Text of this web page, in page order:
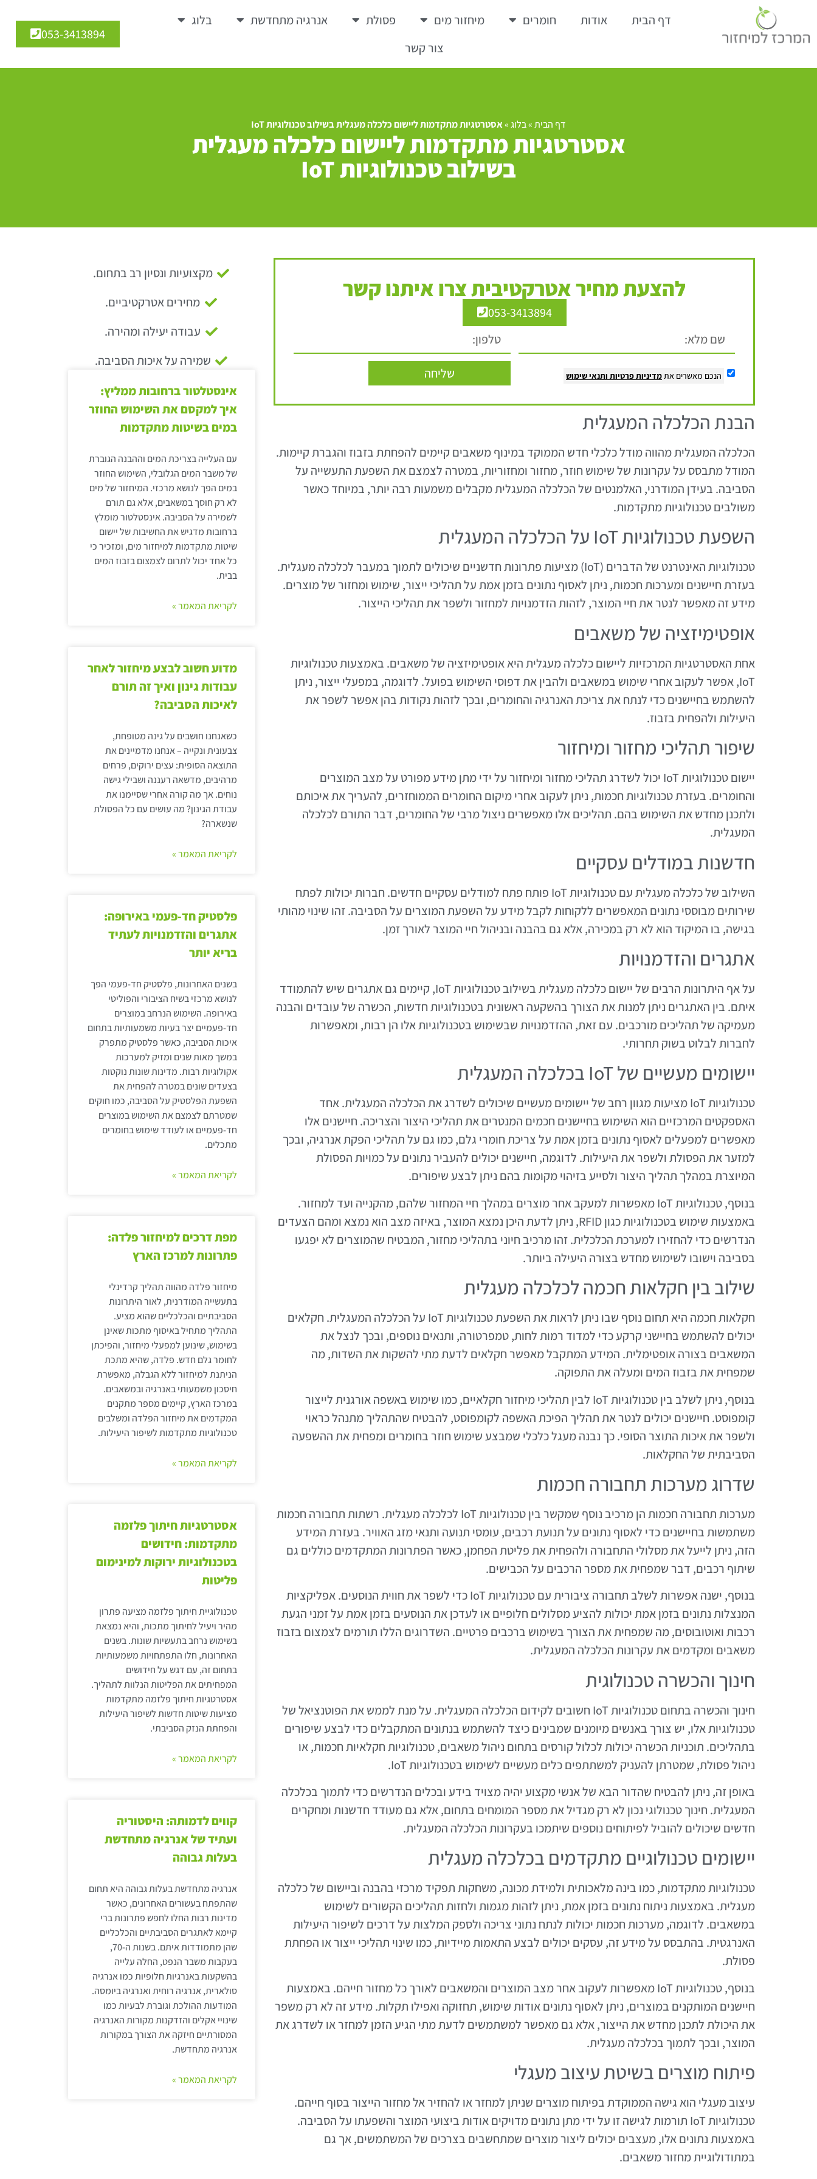
דף הבית אודות חומרים מיחזור מים פסולת אנרגיה מתחדשת
בלוג
צור קשר
053-3413894
דף הבית»בלוג»אסטרטגיות מתקדמות ליישום כלכלה מעגלית בשילוב טכנולוגיות IoT
אסטרטגיות מתקדמות ליישום כלכלה מעגלית
בשילוב טכנולוגיות IoT
להצעת מחיר אטרקטיבית צרו איתנו קשר
053-3413894
הנכם מאשרים אתמדיניות פרטיות ותנאי שימוש שליחה
הבנת הכלכלה המעגלית
הכלכלה המעגלית מהווה מודל כלכלי חדש הממוקד במינוף משאבים קיימים להפחתת בזבוז והגברת קיימות.
המודל מתבסס על עקרונות של שימוש חוזר, מחזור ומחזוריות, במטרה לצמצם את השפעת התעשייה על
הסביבה. בעידן המודרני, האלמנטים של הכלכלה המעגלית מקבלים משמעות רבה יותר, במיוחד כאשר
משולבים טכנולוגיות מתקדמות.
השפעת טכנולוגיות IoT על הכלכלה המעגלית
טכנולוגיות האינטרנט של הדברים (IoT) מציעות פתרונות חדשניים שיכולים לתמוך במעבר לכלכלה מעגלית.
בעזרת חיישנים ומערכות חכמות, ניתן לאסוף נתונים בזמן אמת על תהליכי ייצור, שימוש ומחזור של מוצרים.
מידע זה מאפשר לנטר את חיי המוצר, לזהות הזדמנויות למחזור ולשפר את תהליכי הייצור.
אופטימיזציה של משאבים
אחת האסטרטגיות המרכזיות ליישום כלכלה מעגלית היא אופטימיזציה של משאבים. באמצעות טכנולוגיות
IoT, אפשר לעקוב אחרי שימוש במשאבים ולהבין את דפוסי השימוש בפועל. לדוגמה, במפעלי ייצור, ניתן
להשתמש בחיישנים כדי לנתח את צריכת האנרגיה והחומרים, ובכך לזהות נקודות בהן אפשר לשפר את
היעילות ולהפחית בזבוז.
שיפור תהליכי מחזור ומיחזור
יישום טכנולוגיות IoT יכול לשדרג תהליכי מחזור ומיחזור על ידי מתן מידע מפורט על מצב המוצרים
והחומרים. בעזרת טכנולוגיות חכמות, ניתן לעקוב אחרי מיקום החומרים הממוחזרים, להעריך את איכותם
ולתכנן מחדש את השימוש בהם. תהליכים אלו מאפשרים ניצול מרבי של החומרים, דבר התורם לכלכלה
המעגלית.
חדשנות במודלים עסקיים
השילוב של כלכלה מעגלית עם טכנולוגיות IoT פותח פתח למודלים עסקיים חדשים. חברות יכולות לפתח
שירותים מבוססי נתונים המאפשרים ללקוחות לקבל מידע על השפעת המוצרים על הסביבה. זהו שינוי מהותי
בגישה, בו המיקוד הוא לא רק במכירה, אלא גם בהבנה ובניהול חיי המוצר לאורך זמן.
אתגרים והזדמנויות
על אף היתרונות הרבים של יישום כלכלה מעגלית בשילוב טכנולוגיות IoT, קיימים גם אתגרים שיש להתמודד
איתם. בין האתגרים ניתן למנות את הצורך בהשקעה ראשונית בטכנולוגיות חדשות, הכשרה של עובדים והבנה
מעמיקה של תהליכים מורכבים. עם זאת, ההזדמנויות שבשימוש בטכנולוגיות אלו הן רבות, ומאפשרות
לחברות לבלוט בשוק תחרותי.
יישומים מעשיים של IoT בכלכלה המעגלית
טכנולוגיות IoT מציעות מגוון רחב של יישומים מעשיים שיכולים לשדרג את הכלכלה המעגלית. אחד
האספקטים המרכזיים הוא השימוש בחיישנים חכמים המנטרים את תהליכי היצור והצריכה. חיישנים אלו
מאפשרים למפעלים לאסוף נתונים בזמן אמת על צריכת חומרי גלם, כמו גם על תהליכי הפקת אנרגיה, ובכך
למזער את הפסולת ולשפר את היעילות. לדוגמה, חיישנים יכולים להעביר נתונים על כמויות הפסולת
המיוצרת במהלך תהליך היצור ולסייע בזיהוי מקומות בהם ניתן לבצע שיפורים.
בנוסף, טכנולוגיות IoT מאפשרות למעקב אחר מוצרים במהלך חיי המחזור שלהם, מהקנייה ועד למחזור.
באמצעות שימוש בטכנולוגיות כגון RFID, ניתן לדעת היכן נמצא המוצר, באיזה מצב הוא נמצא ומהם הצעדים
הנדרשים כדי להחזירו למערכת הכלכלית. זהו מרכיב חיוני בתהליכי מחזור, המבטיח שהמוצרים לא יפגעו
בסביבה וישובו לשימוש מחדש בצורה היעילה ביותר.
שילוב בין חקלאות חכמה לכלכלה מעגלית
חקלאות חכמה היא תחום נוסף שבו ניתן לראות את השפעת טכנולוגיות IoT על הכלכלה המעגלית. חקלאים
יכולים להשתמש בחיישני קרקע כדי למדוד רמות לחות, טמפרטורה, ותנאים נוספים, ובכך לנצל את
המשאבים בצורה אופטימלית. המידע המתקבל מאפשר חקלאים לדעת מתי להשקות את השדות, מה
שמפחית את בזבוז המים ומעלה את התפוקה.
בנוסף, ניתן לשלב בין טכנולוגיות IoT לבין תהליכי מיחזור חקלאיים, כמו שימוש באשפה אורגנית לייצור
קומפוסט. חיישנים יכולים לנטר את תהליך הפיכת האשפה לקומפוסט, להבטיח שהתהליך מתנהל כראוי
ולשפר את איכות התוצר הסופי. כך נבנה מעגל כלכלי שמבצע שימוש חוזר בחומרים ומפחית את ההשפעה
הסביבתית של החקלאות.
שדרוג מערכות תחבורה חכמות
מערכות תחבורה חכמות הן מרכיב נוסף שמקשר בין טכנולוגיות IoT לכלכלה מעגלית. רשתות תחבורה חכמות
משתמשות בחיישנים כדי לאסוף נתונים על תנועת רכבים, עומסי תנועה ותנאי מזג האוויר. בעזרת המידע
הזה, ניתן לייעל את מסלולי התחבורה ולהפחית את פליטת הפחמן, כאשר הפתרונות המתקדמים כוללים גם
שיתוף רכבים, דבר שמפחית את מספר הרכבים על הכבישים.
בנוסף, ישנה אפשרות לשלב תחבורה ציבורית עם טכנולוגיות IoT כדי לשפר את חווית הנוסעים. אפליקציות
המנצלות נתונים בזמן אמת יכולות להציע מסלולים חלופיים או לעדכן את הנוסעים בזמן אמת על זמני הגעת
רכבות ואוטובוסים, מה שמפחית את הצורך בשימוש ברכבים פרטיים. השדרוגים הללו תורמים לצמצום בזבוז
משאבים ומקדמים את עקרונות הכלכלה המעגלית.
חינוך והכשרה טכנולוגית
חינוך והכשרה בתחום טכנולוגיות IoT חשובים לקידום הכלכלה המעגלית. על מנת לממש את הפוטנציאל של
טכנולוגיות אלו, יש צורך באנשים מיומנים שמבינים כיצד להשתמש בנתונים המתקבלים כדי לבצע שיפורים
בתהליכים. תוכניות הכשרה יכולות לכלול קורסים בתחום ניהול משאבים, טכנולוגיות חקלאיות חכמות, או
ניהול פסולת, שמטרתן להעניק למשתתפים כלים מעשיים לשימוש בטכנולוגיות IoT.
באופן זה, ניתן להבטיח שהדור הבא של אנשי מקצוע יהיה מצויד בידע ובכלים הנדרשים כדי לתמוך בכלכלה
המעגלית. חינוך טכנולוגי נכון לא רק מגדיל את מספר המומחים בתחום, אלא גם מעודד חדשנות ומחקרים
חדשים שיכולים להוביל לפיתוחים נוספים שיתמכו בעקרונות הכלכלה המעגלית.
יישומים טכנולוגיים מתקדמים בכלכלה מעגלית
טכנולוגיות מתקדמות, כמו בינה מלאכותית ולמידת מכונה, משחקות תפקיד מרכזי בהבנה וביישום של כלכלה
מעגלית. באמצעות ניתוח נתונים בזמן אמת, ניתן לזהות מגמות ולחזות תהליכים הקשורים לשימוש
במשאבים. לדוגמה, מערכות חכמות יכולות לנתח נתוני צריכה ולספק המלצות על דרכים לשיפור היעילות
האנרגטית. בהתבסס על מידע זה, עסקים יכולים לבצע התאמות מיידיות, כמו שינוי תהליכי ייצור או הפחתת
פסולת.
בנוסף, טכנולוגיות IoT מאפשרות לעקוב אחר מצב המוצרים והמשאבים לאורך כל מחזור חייהם. באמצעות
חיישנים המותקנים במוצרים, ניתן לאסוף נתונים אודות שימוש, תחזוקה ואפילו תקלות. מידע זה לא רק משפר
את היכולת לתכנן מחדש את הייצור, אלא גם מאפשר למשתמשים לדעת מתי הגיע הזמן למחזר או לשדרג את
המוצר, ובכך לתמוך בכלכלה מעגלית.
פיתוח מוצרים בשיטת עיצוב מעגלי
עיצוב מעגלי הוא גישה הממוקדת בפיתוח מוצרים שניתן למחזר או להחזיר אל מחזור הייצור בסוף חייהם.
טכנולוגיות IoT תורמות לגישה זו על ידי מתן נתונים מדויקים אודות ביצועי המוצר והשפעתו על הסביבה.
באמצעות נתונים אלו, מעצבים יכולים ליצור מוצרים שמתחשבים בצרכים של המשתמשים, אך גם
במתודולוגיית מחזור משאבים.
מקצועיות ונסיון רב בתחום.
מחירים אטרקטיביים.
עבודה יעילה ומהירה.
שמירה על איכות הסביבה.
אינסטלטור ברחובות ממליץ:
איך למקסם את השימוש החוזר
במים בשיטות מתקדמות
עם העלייה בצריכת המים וההבנה הגוברת
של משבר המים הגלובלי, השימוש החוזר
במים הפך לנושא מרכזי. המיחזור של מים
לא רק חוסך במשאבים, אלא גם תורם
לשמירה על הסביבה. אינסטלטור מומלץ
ברחובות מדגיש את החשיבות של יישום
שיטות מתקדמות למיחזור מים, ומזכיר כי
כל אחד יכול לתרום לצמצום בזבוז המים
בבית.
לקריאת המאמר »
מדוע חשוב לבצע מיחזור לאחר
עבודות גינון ואיך זה תורם
לאיכות הסביבה?
כשאנחנו חושבים על גינה מטופחת,
צבעונית ונקייה – אנחנו מדמיינים את
התוצאה הסופית: עצים ירוקים, פרחים
מרהיבים, מדשאה רעננה ושבילי גישה
נוחים. אך מה קורה אחרי שסיימנו את
עבודת הגינון? מה עושים עם כל הפסולת
שנשארה?
לקריאת המאמר »
פלסטיק חד-פעמי באירופה:
אתגרים והזדמנויות לעתיד
בריא יותר
בשנים האחרונות, פלסטיק חד-פעמי הפך
לנושא מרכזי בשיח הציבורי והפוליטי
באירופה. השימוש הנרחב במוצרים
חד-פעמיים יצר בעיות משמעותיות בתחום
איכות הסביבה, כאשר פלסטיק מתפרק
במשך מאות שנים ומזיק למערכות
אקולוגיות רבות. מדינות שונות נוקטות
בצעדים שונים במטרה להפחית את
השפעת הפלסטיק על הסביבה, כמו חוקים
שמטרתם לצמצם את השימוש במוצרים
חד-פעמיים או לעודד שימוש בחומרים
מתכלים.
לקריאת המאמר »
מפת דרכים למיחזור פלדה:
פתרונות למרכז הארץ
מיחזור פלדה מהווה תהליך קרדינלי
בתעשייה המודרנית, לאור היתרונות
הסביבתיים והכלכליים שהוא מציע.
התהליך מתחיל באיסוף מתכות שאינן
בשימוש, שינוען למפעלי מיחזור, והפיכתן
לחומר גלם חדש. פלדה, שהיא מתכת
הניתנת למיחזור ללא הגבלה, מאפשרת
חיסכון משמעותי באנרגיה ובמשאבים.
במרכז הארץ, קיימים מספר מתקנים
המקדמים את מיחזור הפלדה ומשלבים
טכנולוגיות מתקדמות לשיפור היעילות.
לקריאת המאמר »
אסטרטגיות חיתוך פלזמה
מתקדמות: חידושים
בטכנולוגיות ירוקות למינימום
פליטות
טכנולוגיית חיתוך פלזמה מציעה פתרון
מהיר ויעיל לחיתוך מתכות, והיא נמצאת
בשימוש נרחב בתעשיות שונות. בשנים
האחרונות, חלו התפתחויות משמעותיות
בתחום זה, עם דגש על חידושים
המפחיתים את הפליטות הנלוות לתהליך.
אסטרטגיות חיתוך פלזמה מתקדמות
מציעות שיטות חדשות לשיפור היעילות
והפחתת הנזק הסביבתי.
לקריאת המאמר »
קווים לדמותה: היסטוריה
ועתיד של אנרגיה מתחדשת
בעלות גבוהה
אנרגיה מתחדשת בעלות גבוהה היא תחום
שהתפתח בעשורים האחרונים, כאשר
מדינות רבות החלו לחפש פתרונות ברי
קיימא לאתגרים הסביבתיים והכלכליים
שהן מתמודדות איתם. בשנות ה-70,
בעקבות משבר הנפט, החלה עלייה
בהשקעות באנרגיות חלופיות כמו אנרגיה
סולארית, אנרגיה רוחית ואנרגיה ביומסה.
המודעות ההולכת וגוברת לבעיות כמו
שינויי אקלים והזדקנות מקורות האנרגיה
המסורתיים חיזקה את הצורך במקורות
אנרגיה מתחדשת.
לקריאת המאמר »